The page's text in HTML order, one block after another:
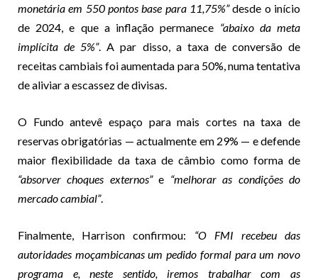
monetária em 550 pontos base para 11,75%”desde o início
de 2024, e que a inflação permanece “abaixo da meta
implícita de 5%”. A par disso, a taxa de conversão de
receitas cambiais foi aumentada para 50%, numa tentativa
de aliviar a escassez de divisas.
O Fundo antevê espaço para mais cortes na taxa de
reservas obrigatórias — actualmente em 29% — e defende
maior flexibilidade da taxa de câmbio como forma de
“absorver choques externos”e “melhorar as condições do
mercado cambial”.
Finalmente, Harrison confirmou: “O FMI recebeu das
autoridades moçambicanas um pedido formal para um novo
programa e, neste sentido, iremos trabalhar com as